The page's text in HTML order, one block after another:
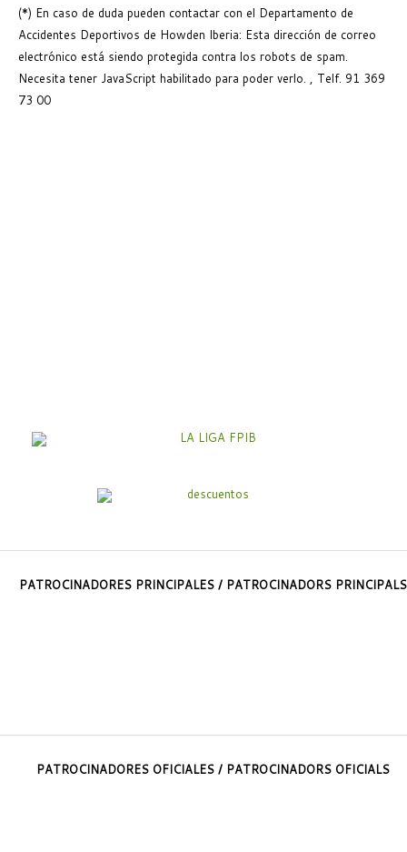
(*) En caso de duda pueden contactar con el Departamento de
Accidentes Deportivos de Howden Iberia: Esta dirección de correo
electrónico está siendo protegida contra los robots de spam.
Necesita tener JavaScript habilitado para poder verlo. , Telf. 91 369
73 00
PATROCINADORES PRINCIPALES / PATROCINADORS PRINCIPALS
PATROCINADORES OFICIALES / PATROCINADORS OFICIALS